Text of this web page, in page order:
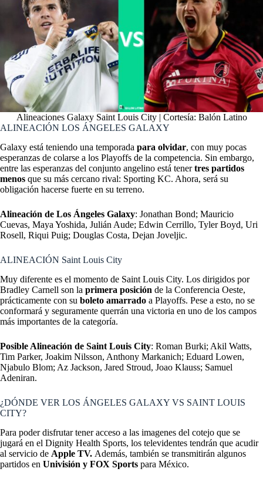
Alineaciones Galaxy Saint Louis City | Cortesía: Balón Latino
ALINEACIÓN LOS ÁNGELES GALAXY
Galaxy está teniendo una temporada para olvidar, con muy pocas
esperanzas de colarse a los Playoffs de la competencia. Sin embargo,
entre las esperanzas del conjunto angelino está tenertres partidos
menos que su más cercano rival: Sporting KC. Ahora, será su
obligación hacerse fuerte en su terreno.
Alineación de Los Ángeles Galaxy: Jonathan Bond; Mauricio
Cuevas, Maya Yoshida, Julián Aude; Edwin Cerrillo, Tyler Boyd, Uri
Rosell, Riqui Puig; Douglas Costa, Dejan Joveljic.
ALINEACIÓN Saint Louis City
Muy diferente es el momento de Saint Louis City. Los dirigidos por
Bradley Carnell son la primera posición de la Conferencia Oeste,
prácticamente con su boleto amarrado a Playoffs. Pese a esto, no se
conformará y seguramente querrán una victoria en uno de los campos
más importantes de la categoría.
Posible Alineación de Saint Louis City: Roman Burki; Akil Watts,
Tim Parker, Joakim Nilsson, Anthony Markanich; Eduard Lowen,
Njabulo Blom; Az Jackson, Jared Stroud, Joao Klauss; Samuel
Adeniran.
¿DÓNDE VER LOS ÁNGELES GALAXY VS SAINT LOUIS
CITY?
Para poder disfrutar tener acceso a las imagenes del cotejo que se
jugará en el Dignity Health Sports, los televidentes tendrán que acudir
al servicio de Apple TV. Además, también se transmitirán algunos
partidos en Univisión y FOX Sports para México.